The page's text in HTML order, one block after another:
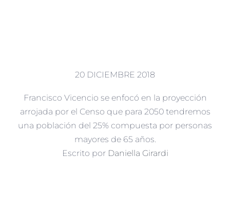
20 DICIEMBRE 2018
Francisco Vicencio se enfocó en la proyección
arrojada por el Censo que para 2050 tendremos
una población del 25% compuesta por personas
mayores de 65 años.
Escrito por Daniella Girardi